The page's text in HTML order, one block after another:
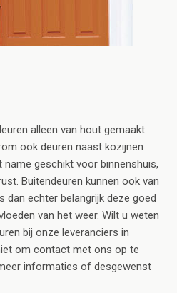
alleen van hout gemaakt.
ook deuren naast kozijnen
name geschikt voor binnenshuis,
Buitendeuren kunnen ook van
dan echter belangrijk deze goed
van het weer. Wilt u weten
bij onze leveranciers in
om contact met ons op te
informaties of desgewenst